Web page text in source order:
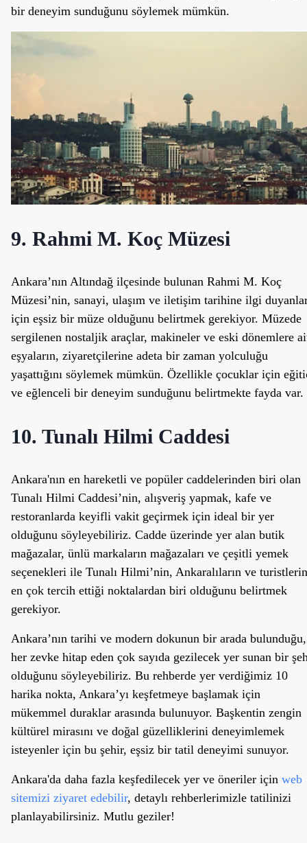
bir deneyim sunduğunu söylemek mümkün.
9. Rahmi M. Koç Müzesi
Ankara’nın Altındağ ilçesinde bulunan Rahmi M. Koç
Müzesi’nin, sanayi, ulaşım ve iletişim tarihine ilgi
için eşsiz bir müze olduğunu belirtmek gerekiyor. Müzede
sergilenen nostaljik araçlar, makineler ve eski dönemlere
eşyaların, ziyaretçilerine adeta bir zaman yolculuğu
yaşattığını söylemek mümkün. Özellikle çocuklar için
ve eğlenceli bir deneyim sunduğunu belirtmekte fayda var.
10. Tunalı Hilmi Caddesi
Ankara'nın en hareketli ve popüler caddelerinden biri olan
Tunalı Hilmi Caddesi’nin, alışveriş yapmak, kafe ve
restoranlarda keyifli vakit geçirmek için ideal bir yer
olduğunu söyleyebiliriz. Cadde üzerinde yer alan butik
mağazalar, ünlü markaların mağazaları ve çeşitli yemek
seçenekleri ile Tunalı Hilmi’nin, Ankaralıların ve turistlerin
en çok tercih ettiği noktalardan biri olduğunu belirtmek
gerekiyor.
Ankara’nın tarihi ve modern dokunun bir arada bulunduğu,
her zevke hitap eden çok sayıda gezilecek yer sunan bir
olduğunu söyleyebiliriz. Bu rehberde yer verdiğimiz 10
harika nokta, Ankara’yı keşfetmeye başlamak için
mükemmel duraklar arasında bulunuyor. Başkentin zengin
kültürel mirasını ve doğal güzelliklerini deneyimlemek
isteyenler için bu şehir, eşsiz bir tatil deneyimi sunuyor.
Ankara'da daha fazla keşfedilecek yer ve öneriler için web
sitemizi ziyaret edebilir, detaylı rehberlerimizle tatilinizi
planlayabilirsiniz. Mutlu geziler!